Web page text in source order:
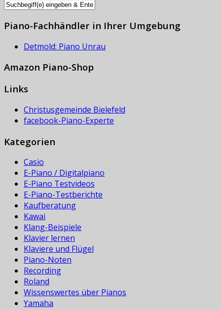
Piano-Fachhändler in Ihrer Umgebung
Detmold: Piano Unrau
Amazon Piano-Shop
Links
Christusgemeinde Bielefeld
facebook-Piano-Experte
Kategorien
Casio
E-Piano / Digitalpiano
E-Piano Testvideos
E-Piano-Testberichte
Kaufberatung
Kawai
Klang-Beispiele
Klavier lernen
Klaviere und Flügel
Piano-Noten
Recording
Roland
Wissenswertes über Pianos
Yamaha